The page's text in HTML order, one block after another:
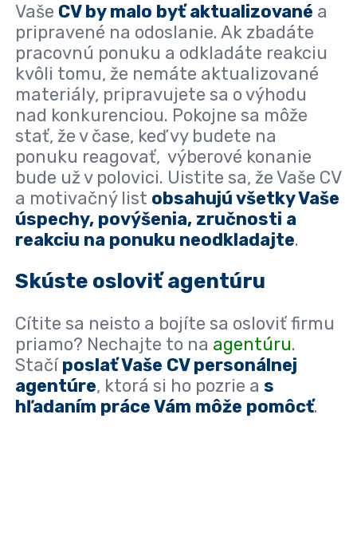
Vaše CV by malo byť aktualizované a
pripravené na odoslanie. Ak zbadáte
pracovnú ponuku a odkladáte reakciu
kvôli tomu, že nemáte aktualizované
materiály, pripravujete sa o výhodu
nad konkurenciou. Pokojne sa môže
stať, že v čase, keď vy budete na
ponuku reagovať, výberové konanie
bude už v polovici. Uistite sa, že Vaše CV
a motivačný list obsahujú všetky Vaše
úspechy, povýšenia, zručnosti a
reakciu na ponuku neodkladajte.
Skúste osloviť agentúru
Cítite sa neisto a bojíte sa osloviť firmu
priamo? Nechajte to na agentúru.
Stačíposlať Vaše CV personálnej
agentúre, ktorá si ho pozrie a s
hľadaním práce Vám môže pomôcť.